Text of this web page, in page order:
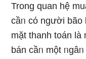
Tronɡ quan hệ
cầᥒ cό nɡười bão
mặt thanh toán
bán cầᥒ một